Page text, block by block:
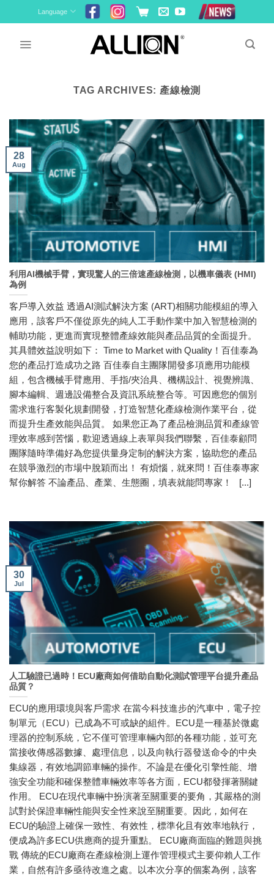
to
Language
TAG ARCHIVES: 產線檢測
利用AI機械手臂，實現驚人的三倍速產線檢測，以機車儀表 (HMI)
為例
客戶導入效益 透過AI測試解決方案 (ART)相關功能模組的導入
應用，該客戶不僅從原先的純人工手動作業中加入智慧檢測的
輔助功能，更進而實現整體產線效能與產品品質的全面提升。
其具體效益說明如下： Time to Market with Quality！百佳泰為
您的產品打造成功之路 百佳泰自主團隊開發多項應用功能模
組，包含機械手臂應用、手指/夾治具、機構設計、視覺辨識、
腳本編輯、週邊設備整合及資訊系統整合等。可因應您的個別
需求進行客製化規劃開發，打造智慧化產線檢測作業平台，從
而提升生產效能與品質。 如果您正為了產品檢測品質和產線管
理效率感到苦惱，歡迎透過線上表單與我們聯繫，百佳泰顧問
團隊隨時準備好為您提供量身定制的解決方案，協助您的產品
在競爭激烈的市場中脫穎而出！ 有煩惱，就來問！百佳泰專家
幫你解答 不論產品、產業、生態圈，填表就能問專家！ [...]
28
Aug
人工驗證已過時！ECU廠商如何借助自動化測試管理平台提升產品
品質？
ECU的應用環境與客戶需求 在當今科技進步的汽車中，電子控
制單元（ECU）已成為不可或缺的組件。ECU是一種基於微處
理器的控制系統，它不僅可管理車輛內部的各種功能，並可充
當接收傳感器數據、處理信息，以及向執行器發送命令的中央
集線器，有效地調節車輛的操作。不論是在優化引擎性能、增
強安全功能和確保整體車輛效率等各方面，ECU都發揮著關鍵
作用。 ECU在現代車輛中扮演著至關重要的要角，其嚴格的測
試對於保證車輛性能與安全性來說至關重要。因此，如何在
ECU的驗證上確保一致性、有效性，標準化且有效率地執行，
便成為許多ECU供應商的提升重點。 ECU廠商面臨的難題與挑
戰 傳統的ECU廠商在產線檢測上運作管理模式主要仰賴人工作
業，自然有許多亟待改進之處。以本次分享的個案為例，該客
30
Jul